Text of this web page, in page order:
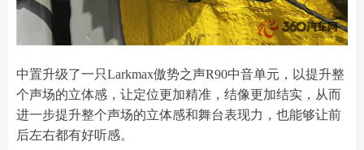
中置升级了一只Larkmax傲势之声R90中音单元，以提升整
个声场的立体感，让定位更加精准，结像更加结实，从而
进一步提升整个声场的立体感和舞台表现力，也能够让前
后左右都有好听感。